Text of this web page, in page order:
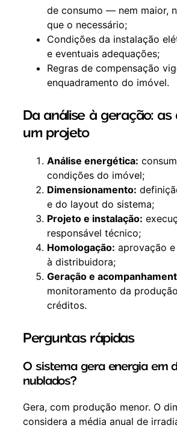
de consumo — nem maior,
que o necessário;
Condições da instalação
e eventuais adequações;
Regras de compensação
enquadramento do imóvel.
Da análise à geração:
um projeto
Análise energética:
condições do imóvel;
Dimensionamento:
e do layout do sistema;
Projeto e instalação:
responsável técnico;
Homologação: aprovação
à distribuidora;
Geração e
monitoramento da
créditos.
Perguntas rápidas
O sistema gera energia em
nublados?
Gera, com produção menor. O
considera a média anual de